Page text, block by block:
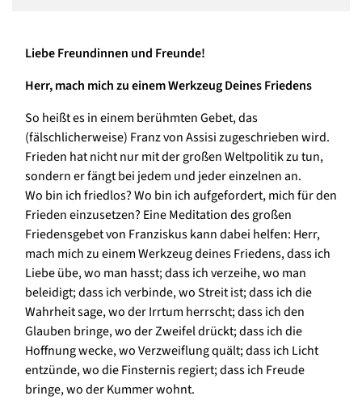
Liebe Freundinnen und Freunde!
Herr, mach mich zu einem Werkzeug Deines Friedens
So heißt es in einem berühmten Gebet, das
(fälschlicherweise) Franz von Assisi zugeschrieben wird.
Frieden hat nicht nur mit der großen Weltpolitik zu tun,
sondern er fängt bei jedem und jeder einzelnen an.
Wo bin ich friedlos? Wo bin ich aufgefordert, mich für den
Frieden einzusetzen? Eine Meditation des großen
Friedensgebet von Franziskus kann dabei helfen: Herr,
mach mich zu einem Werkzeug deines Friedens, dass ich
Liebe übe, wo man hasst; dass ich verzeihe, wo man
beleidigt; dass ich verbinde, wo Streit ist; dass ich die
Wahrheit sage, wo der Irrtum herrscht; dass ich den
Glauben bringe, wo der Zweifel drückt; dass ich die
Hoffnung wecke, wo Verzweiflung quält; dass ich Licht
entzünde, wo die Finsternis regiert; dass ich Freude
bringe, wo der Kummer wohnt.